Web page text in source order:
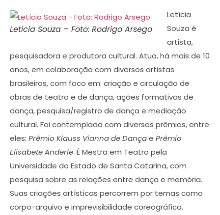
Letícia Souza – Foto: Rodrigo Arsego
Letícia
Souza é
artista,
pesquisadora e produtora cultural. Atua, há mais de 10
anos, em colaboração com diversos artistas
brasileiros, com foco em: criação e circulação de
obras de teatro e de dança, ações formativas de
dança, pesquisa/registro de dança e mediação
cultural. Foi contemplada com diversos prêmios, entre
eles: Prêmio Klauss Vianna de Dançae Prêmio
Elisabete Anderle. É Mestra em Teatro pela
Universidade do Estado de Santa Catarina, com
pesquisa sobre as relações entre dança e memória.
Suas criações artísticas percorrem por temas como
corpo-arquivo e imprevisibilidade coreográfica.